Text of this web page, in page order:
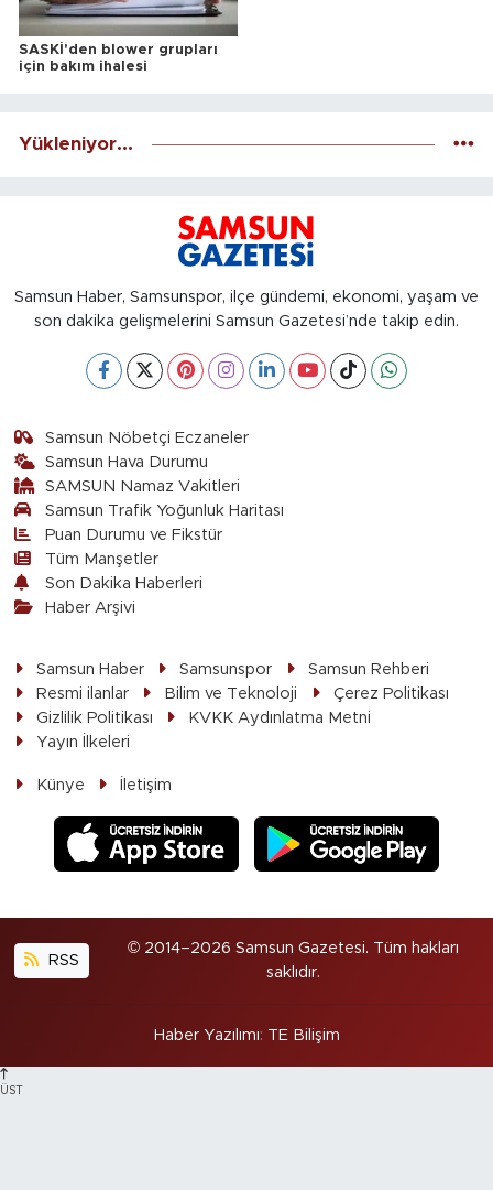
SASKİ'den blower grupları
için bakım ihalesi
Yükleniyor...
Samsun Haber, Samsunspor, ilçe gündemi, ekonomi, yaşam ve
son dakika gelişmelerini Samsun Gazetesi’nde takip edin.
Samsun Nöbetçi Eczaneler
Samsun Hava Durumu
SAMSUN Namaz Vakitleri
Samsun Trafik Yoğunluk Haritası
Puan Durumu ve Fikstür
Tüm Manşetler
Son Dakika Haberleri
Haber Arşivi
Samsun Haber Samsunspor
Samsun Rehberi
Resmi ilanlar
Bilim ve Teknoloji
Çerez Politikası
Gizlilik Politikası
KVKK Aydınlatma Metni
Yayın İlkeleri
Künye İletişim
RSS
© 2014–2026 Samsun Gazetesi. Tüm hakları
saklıdır.
Haber Yazılımı: TE Bilişim
ÜST